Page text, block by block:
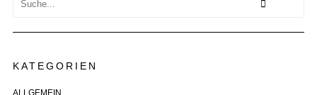
KATEGORIEN
ALLGEMEIN